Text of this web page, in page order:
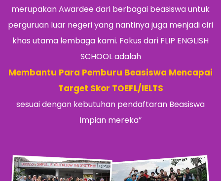
merupakan Awardee dari berbagai beasiswa untuk
perguruan luar negeri yang nantinya juga menjadi ciri
khas utama lembaga kami. Fokus dari FLIP ENGLISH
SCHOOL adalah
Membantu Para Pemburu Beasiswa Mencapai
Target Skor TOEFL/IELTS
sesuai dengan kebutuhan pendaftaran Beasiswa
Impian mereka”